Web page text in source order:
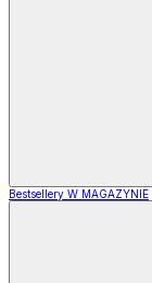
Bestsellery W MAGAZYNIE